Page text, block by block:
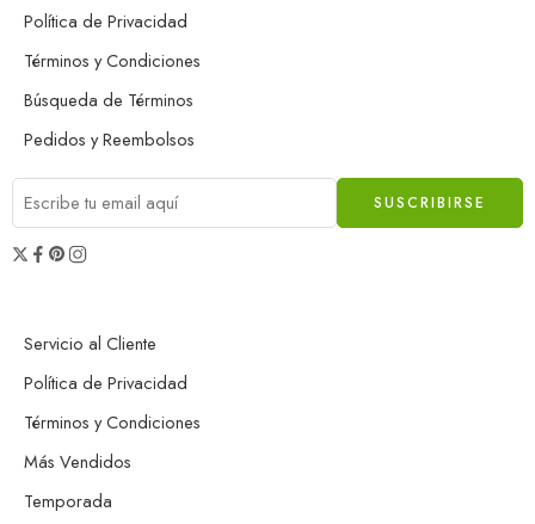
Política de Privacidad
Términos y Condiciones
Búsqueda de Términos
Pedidos y Reembolsos
Servicio al Cliente
Política de Privacidad
Términos y Condiciones
Más Vendidos
Temporada